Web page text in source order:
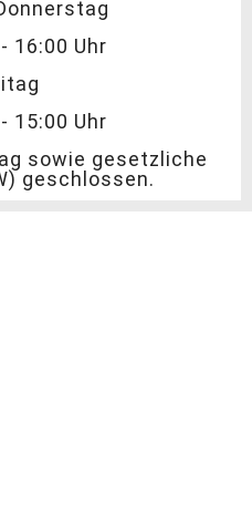
16:00 Uhr
15:00 Uhr
sowie gesetzliche
geschlossen.